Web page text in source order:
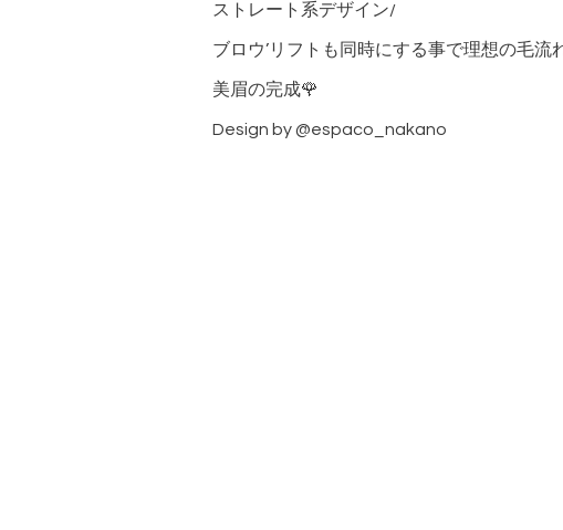
ストレート系デザイン/
ブロウ’リフトも同時にする事で理想の毛流
美眉の完成🌹
Design by @espaco_nakano